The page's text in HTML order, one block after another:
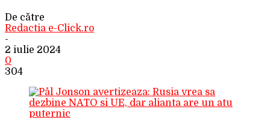
De către
Redactia e-Click.ro
-
2 iulie 2024
0
304